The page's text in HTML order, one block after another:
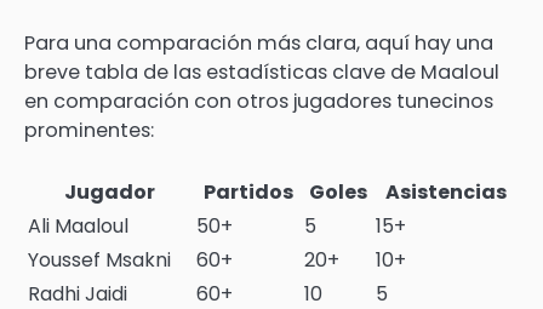
Para una comparación más clara, aquí hay una
breve tabla de las estadísticas clave de Maaloul
en comparación con otros jugadores tunecinos
prominentes:
Jugador Partidos Goles
Asistencias
Ali Maaloul
50+ 5
15+
Youssef Msakni
60+ 20+
10+
Radhi Jaidi
60+ 10 5